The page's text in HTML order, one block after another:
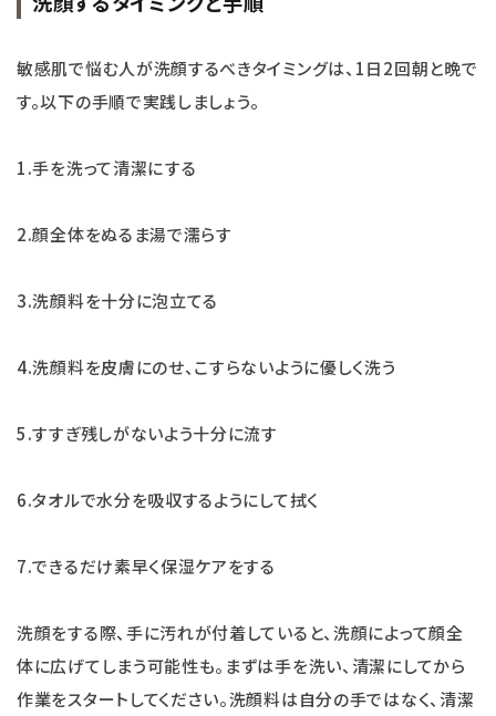
敏感肌で悩む人が洗顔するべきタイミングは、1日2回朝と晩で
す。以下の手順で実践しましょう。
1.手を洗って清潔にする
2.顔全体をぬるま湯で濡らす
3.洗顔料を十分に泡立てる
4.洗顔料を皮膚にのせ、こすらないように優しく洗う
5.すすぎ残しがないよう十分に流す
6.タオルで水分を吸収するようにして拭く
7.できるだけ素早く保湿ケアをする
洗顔をする際、手に汚れが付着していると、洗顔によって顔全
体に広げてしまう可能性も。まずは手を洗い、清潔にしてから
作業をスタートしてください。洗顔料は自分の手ではなく、清潔